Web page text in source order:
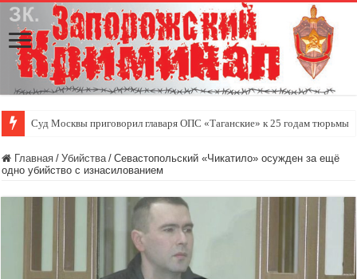
Суд Москвы приговорил главаря ОПС «Таганские» к 25 годам тюрьмы
Главная / Убийства / Севастопольский «Чикатило» осужден за ещё
одно убийство с изнасилованием